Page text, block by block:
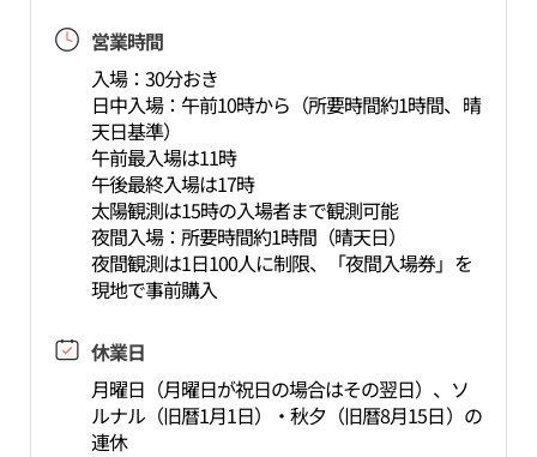
営業時間
入場：30分おき
日中入場：午前10時から（所要時間約1時間、晴
天日基準）
午前最入場は11時
午後最終入場は17時
太陽観測は15時の入場者まで観測可能
夜間入場：所要時間約1時間（晴天日）
夜間観測は1日100人に制限、「夜間入場券」を
現地で事前購入
休業日
月曜日（月曜日が祝日の場合はその翌日）、ソ
ルナル（旧暦1月1日）・秋夕（旧暦8月15日）の
連休